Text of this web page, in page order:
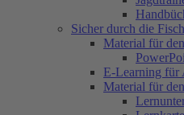
Sicher durch die
Material für
E-Learning für
Material für